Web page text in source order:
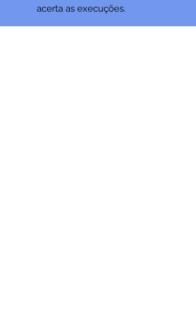
acerta as execuções.